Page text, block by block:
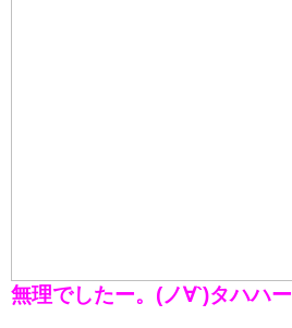
無理でしたー。(ノ∀`)タハハー